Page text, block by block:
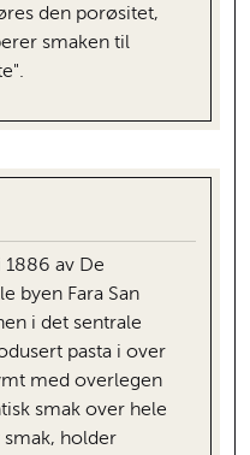
den porøsitet,
smaken til
av De
byen Fara San
i det sentrale
pasta i over
med overlegen
smak over hele
smak, holder